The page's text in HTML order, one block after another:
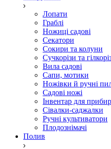
Лопати
Граблі
Ножиці садові
Секатори
Сокири та колуни
Сучкорізи та
Вила садові
Сапи, мотики
Ножівки й ручні
Садові ножі
Інвентар для
Сівалки-саджалки
Ручні культиватори
Плодознімачі
Полив